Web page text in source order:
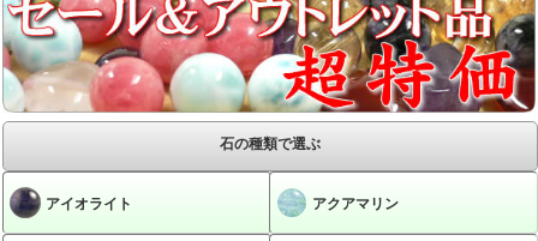
石の種類で選ぶ
アイオライト アクアマリン